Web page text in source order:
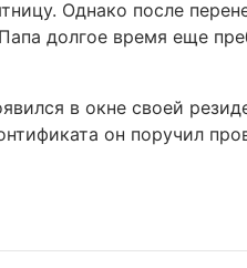
Однако после
долгое время еще
в окне своей
он поручил